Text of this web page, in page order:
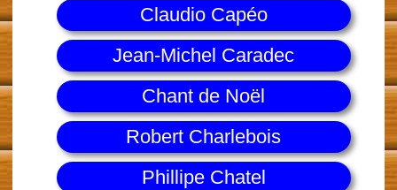
Claudio Capéo
Jean-Michel Caradec
Chant de Noël
Robert Charlebois
Phillipe Chatel